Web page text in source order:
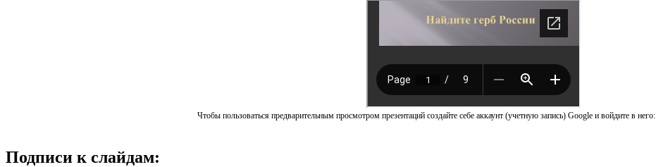
Чтобы пользоваться предварительным просмотром презентаций создайте себе аккаунт (учетную запись) Google и войдите в него:
Подписи к слайдам: